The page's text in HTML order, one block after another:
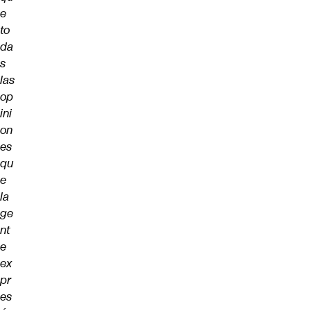
e
to
da
s
las
op
ini
on
es
qu
e
la
ge
nt
e
ex
pr
es